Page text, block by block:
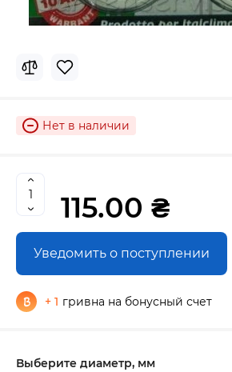
Нет в наличии
115.00 ₴
Уведомить о поступлении
+ 1 гривна на бонусный счет
Выберите диаметр, мм